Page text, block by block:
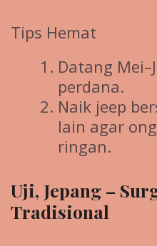
Tips Hemat
Datang
perdana.
Naik jeep
lain agar
ringan.
Uji, Jepang –
Tradisional